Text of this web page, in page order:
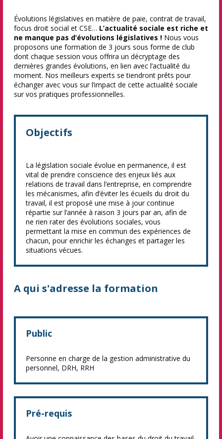
Évolutions législatives en matière de paie, contrat de travail,
focus droit social et CSE… L’actualité sociale est riche et
ne manque pas d’évolutions législatives ! Nous vous
proposons une formation de 3 jours sous forme de club
dont chaque session vous offrira un décryptage des
dernières grandes évolutions, en lien avec l’actualité du
moment. Nos meilleurs experts se tiendront prêts pour
échanger avec vous sur l’impact de cette actualité sociale
sur vos pratiques professionnelles.
Objectifs
La législation sociale évolue en permanence, il est
vital de prendre conscience des enjeux liés aux
relations de travail dans l’entreprise, en comprendre
les mécanismes, afin d’éviter les écueils du droit du
travail, il est proposé une mise à jour continue
répartie sur l’année à raison 3 jours par an, afin de
ne rien rater des évolutions sociales, vous
permettant la mise en commun des expériences de
chacun, pour enrichir les échanges et partager les
situations vécues.
A qui s'adresse la formation
Public
Personne en charge de la gestion administrative du
personnel, DRH, RRH
Pré-requis